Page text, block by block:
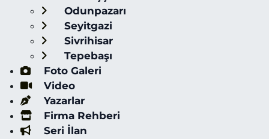
Odunpazarı
Seyitgazi
Sivrihisar
Tepebaşı
Foto Galeri
Video
Yazarlar
Firma Rehberi
Seri İlan